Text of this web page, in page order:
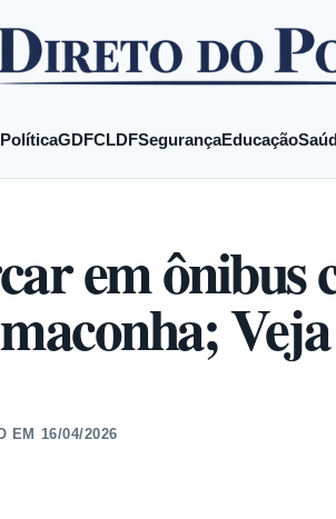
PolíticaGDFCLDFSegurançaEducação
em ônibus
Veja
EM 16/04/2026